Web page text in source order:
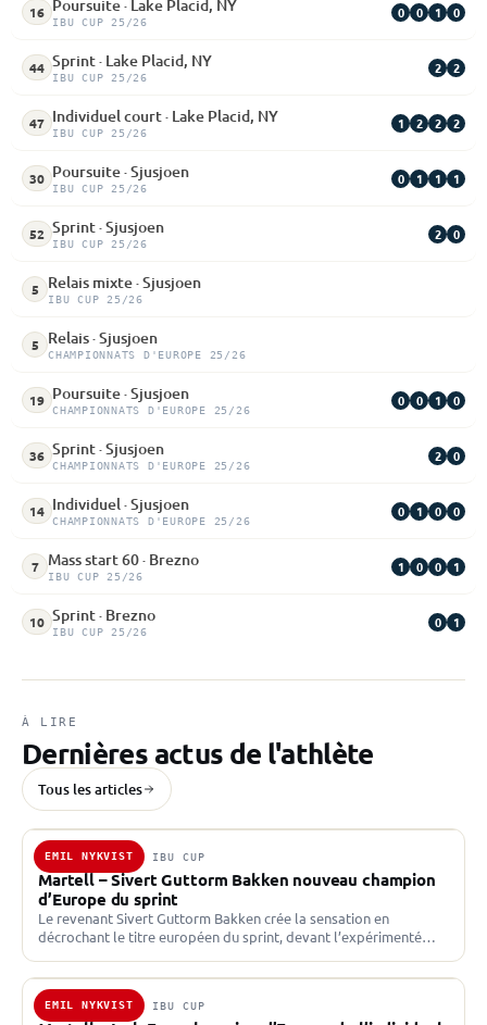
16 Poursuite · Lake Placid, NY
IBU CUP 25/26
0 0 1 0
44 Sprint · Lake Placid, NY
IBU CUP 25/26
2 2
47 Individuel court · Lake Placid, NY
IBU CUP 25/26
1 2 2 2
30 Poursuite · Sjusjoen
IBU CUP 25/26
0 1 1 1
52 Sprint · Sjusjoen
IBU CUP 25/26
2 0
5 Relais mixte · Sjusjoen
IBU CUP 25/26
5 Relais · Sjusjoen
CHAMPIONNATS D'EUROPE 25/26
19 Poursuite · Sjusjoen
CHAMPIONNATS D'EUROPE 25/26
0 0 1 0
36 Sprint · Sjusjoen
CHAMPIONNATS D'EUROPE 25/26
2 0
14 Individuel · Sjusjoen
CHAMPIONNATS D'EUROPE 25/26
0 1 0 0
7 Mass start 60 · Brezno
IBU CUP 25/26
1 0 0 1
10 Sprint · Brezno
IBU CUP 25/26
0 1
À LIRE
Dernières actus de l'athlète
Tous les articles
EMIL NYKVIST
31 JAN. 2025 · IBU CUP
Martell – Sivert Guttorm Bakken nouveau champion
d’Europe du sprint
Le revenant Sivert Guttorm Bakken crée la sensation en
décrochant le titre européen du sprint, devant l’expérimenté
pour…
EMIL NYKVIST
29 JAN. 2025 · IBU CUP